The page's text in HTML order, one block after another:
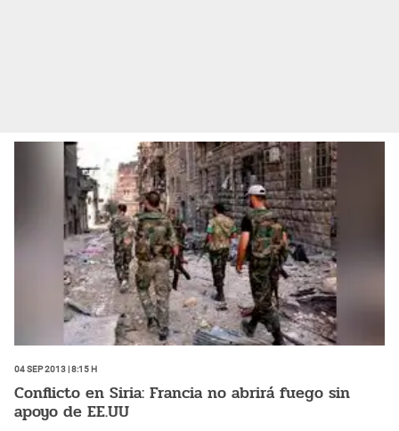
04 Sep 2013 | 8:15 h
Conflicto en Siria: Francia no abrirá fuego sin
apoyo de EE.UU